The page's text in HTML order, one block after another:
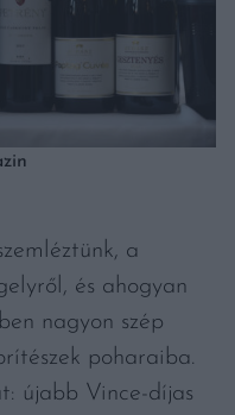
a
és ahogyan
nagyon szép
poharaiba.
újabb Vince-díjas